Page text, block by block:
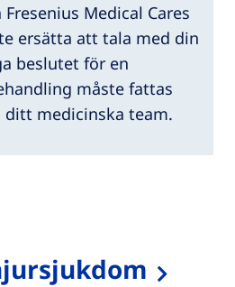
Medical Cares
ersätta att tala med din
beslutet för en
måste fattas
medicinska team.